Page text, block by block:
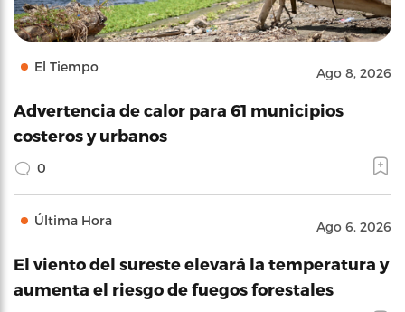
El Tiempo Ago 8, 2026
Advertencia de calor para 61 municipios
costeros y urbanos
0
Última Hora Ago 6, 2026
El viento del sureste elevará la temperatura y
aumenta el riesgo de fuegos forestales